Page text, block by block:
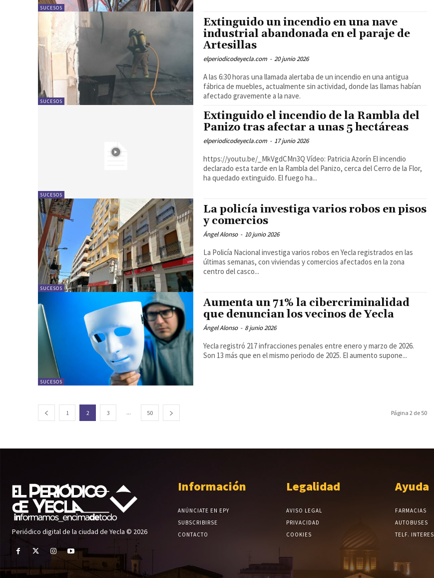
SUCESOS
SUCESOS
Extinguido un incendio en una nave
industrial abandonada en el paraje de
Artesillas
elperiodicodeyecla.com - 20 junio 2026
A las 6:30 horas una llamada alertaba de un incendio en una antigua
fábrica de muebles, actualmente sin actividad, donde las llamas habían
afectado gravemente a la nave.
SUCESOS
Extinguido el incendio de la Rambla del
Panizo tras afectar a unas 5 hectáreas
elperiodicodeyecla.com - 17 junio 2026
https://youtu.be/_MkVgdCMn3Q Vídeo: Patricia Azorín El incendio
declarado esta tarde en la Rambla del Panizo, cerca del Cerro de la Flor,
ha quedado extinguido. El fuego ha...
SUCESOS
La policía investiga varios robos en pisos
y comercios
Ángel Alonso - 10 junio 2026
La Policía Nacional investiga varios robos en Yecla registrados en las
últimas semanas, con viviendas y comercios afectados en la zona
centro del casco...
SUCESOS
Aumenta un 71% la cibercriminalidad
que denuncian los vecinos de Yecla
Ángel Alonso - 8 junio 2026
Yecla registró 217 infracciones penales entre enero y marzo de 2026.
Son 13 más que en el mismo periodo de 2025. El aumento supone...
1 2 3 ... 50 Página 2 de 50
Periódico digital de la ciudad de Yecla © 2026
Información
ANÚNCIATE EN EPY
SUBSCRIBIRSE
CONTACTO
Legalidad
AVISO LEGAL
PRIVACIDAD
COOKIES
Ayuda
FARMACIAS
AUTOBUSES
TELF. INTERES